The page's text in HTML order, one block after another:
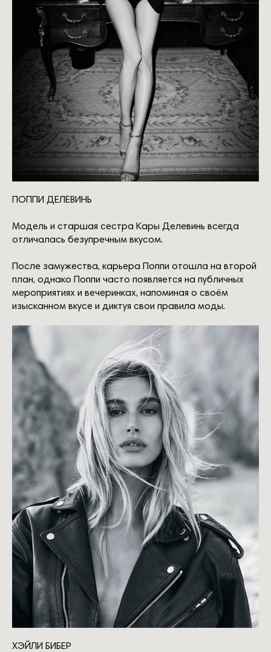
ПОППИ ДЕЛЕВИНЬ
Модель и старшая сестра Кары Делевинь всегда
отличалась безупречным вкусом.
После замужества, карьера Поппи отошла на второй
план, однако Поппи часто появляется на публичных
мероприятиях и вечеринках, напоминая о своём
изысканном вкусе и диктуя свои правила моды.
ХЭЙЛИ БИБЕР
о проекте
ШКОЛА
ЛЕКТОРИЙ
MY NEW WARDROBE
политика конфиденциальности
реквизиты
договор оферта
политика обработки персональных данных
согласие на обработку персональных данных
согласие на информационную рассылку
согласие на обработку персональных данных в
части cookie файлов
политика использования файлов cookie
заявление об отзыве согласия на обработку
персональных данных
об авторе
контакты
курсы